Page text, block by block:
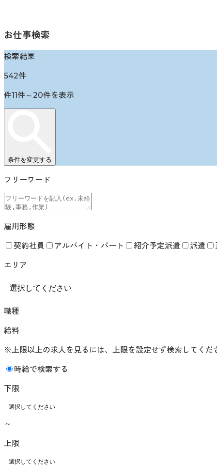
お仕事検索
検索結果
542件
件11件～20件を表示
条件を変更する
フリーワード
雇用形態
契約社員 アルバイト・パート 紹介予定派遣 派遣
エリア
職種
給料
※上限以上の求人を見るには、上限を設定せず検索してくだ
時給で検索する
下限
～
上限